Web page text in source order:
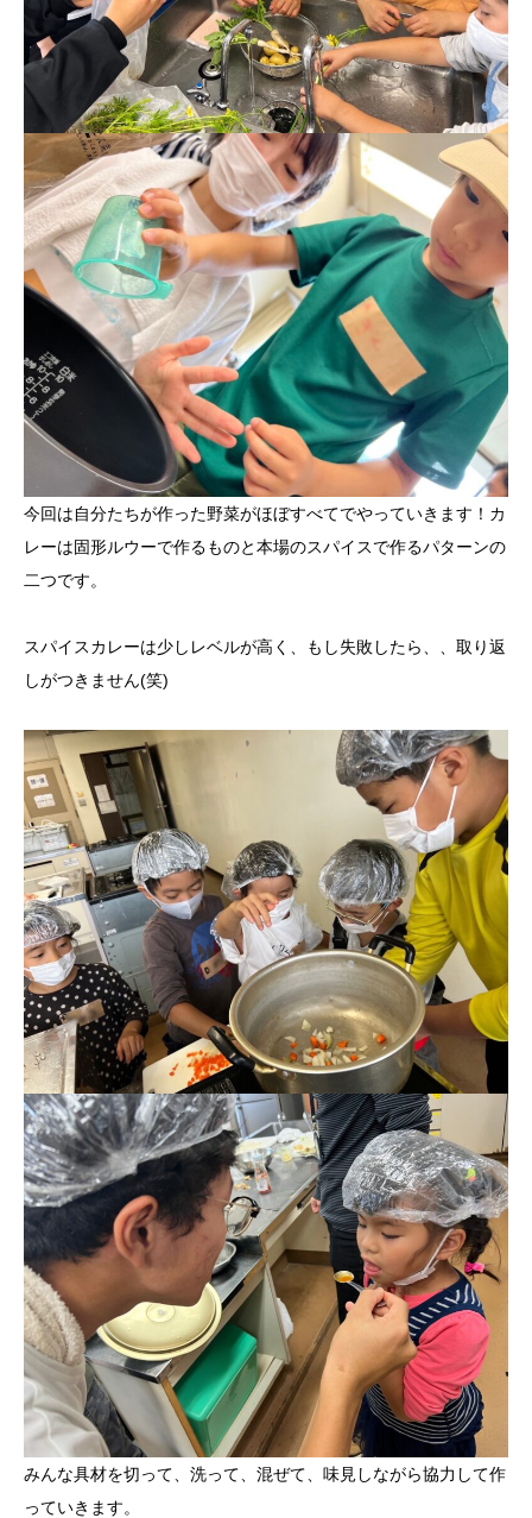
今回は自分たちが作った野菜がほぼすべてでやっていきます！カ
レーは固形ルウーで作るものと本場のスパイスで作るパターンの
二つです。
スパイスカレーは少しレベルが高く、もし失敗したら、、取り返
しがつきません(笑)
みんな具材を切って、洗って、混ぜて、味見しながら協力して作
っていきます。